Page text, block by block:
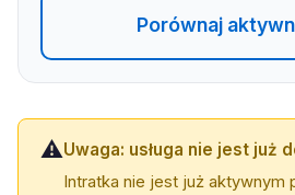
Porównaj
⚠️Uwaga: usługa nie jest już
Intratka nie jest już aktywnym